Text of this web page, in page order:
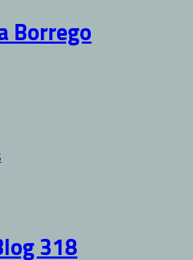
318